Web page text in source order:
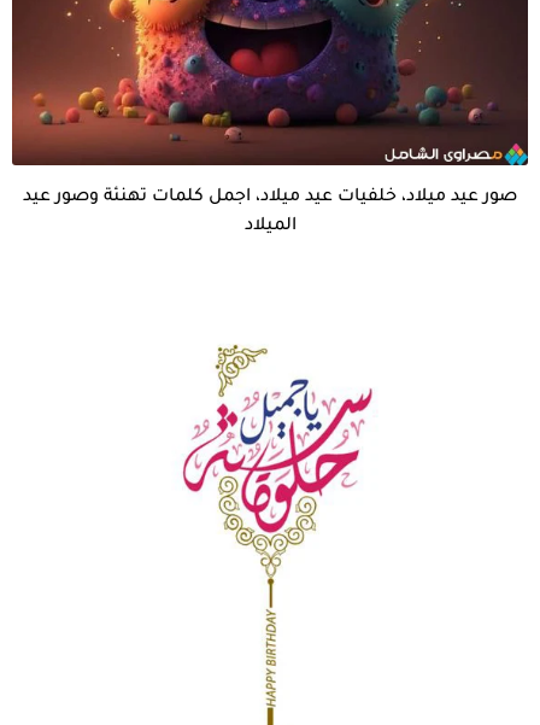
صور عيد ميلاد، خلفيات عيد ميلاد، اجمل كلمات تهنئة وصور عيد
الميلاد